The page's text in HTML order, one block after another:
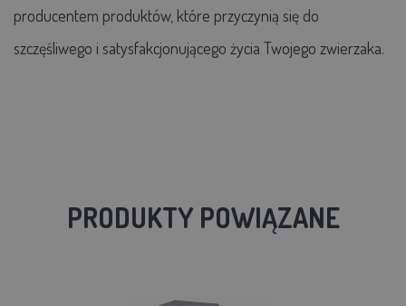
producentem produktów, które przyczynią się do
szczęśliwego i satysfakcjonującego życia Twojego zwierzaka.
PRODUKTY POWIĄZANE